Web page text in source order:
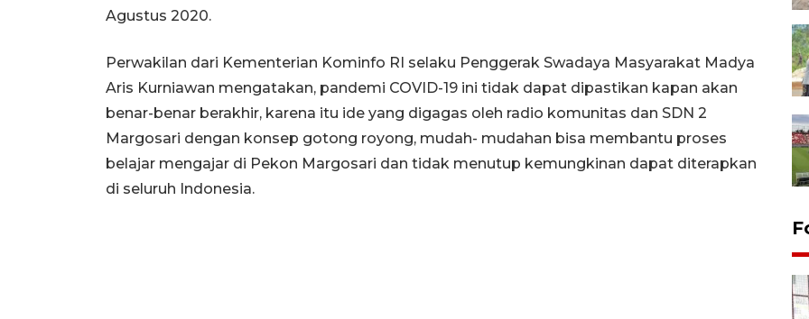
Agustus 2020.
Perwakilan dari Kementerian Kominfo RI selaku Penggerak Swadaya Masyarakat Madya
Aris Kurniawan mengatakan, pandemi COVID-19 ini tidak dapat dipastikan kapan akan
benar-benar berakhir, karena itu ide yang digagas oleh radio komunitas dan SDN 2
Margosari dengan konsep gotong royong, mudah- mudahan bisa membantu proses
belajar mengajar di Pekon Margosari dan tidak menutup kemungkinan dapat diterapkan
di seluruh Indonesia.